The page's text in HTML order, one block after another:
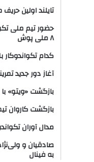
تایلند اولین
حضور تیم ملی
۸ ملی پوش
کدام تکواندوکار
آغاز دور جدید
بازگشت «ویتو»
بازگشت کاروان
مدال آوران
صادقیان و
به فینال